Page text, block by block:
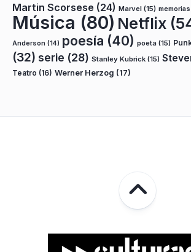
Martin Scorsese (24) Marvel (15) memorias
Música (80) Netflix
Anderson (14) poesía (40) poeta (15)
(32) serie (28) Stanley Kubrick (15)
Teatro (16) Werner Herzog (17)